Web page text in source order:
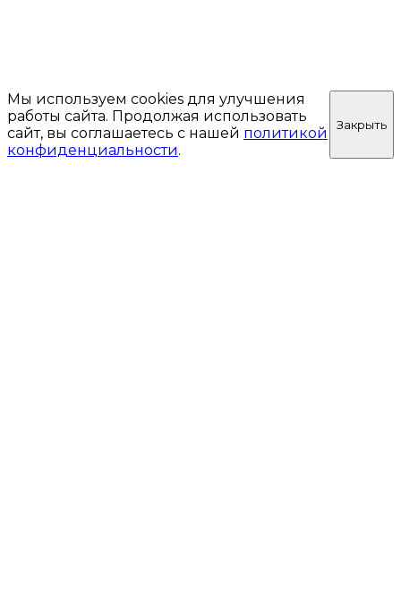
Мы используем cookies для улучшения
работы сайта. Продолжая использовать
сайт, вы соглашаетесь с нашей политикой
конфиденциальности.
Закрыть